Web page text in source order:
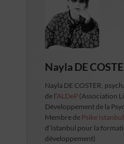
Nayla DE
Nayla DE COSTER,
de l’ALDeP(Association
Développement de la
Membre de Psike Istanbul
d’Istanbul pour la
développement)